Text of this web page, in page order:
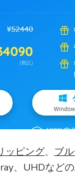
ッピング、 ブ
、UHDなどの